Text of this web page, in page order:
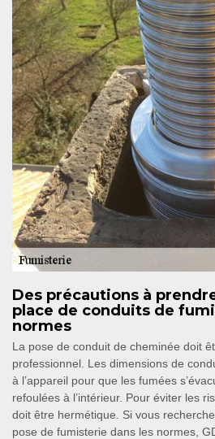
Des précautions à
place de conduits de
normes
La pose de conduit de cheminée doit
professionnel. Les dimensions de
à l’appareil pour que les fumées
refoulées à l’intérieur. Pour éviter les
doit être hermétique. Si vous
pose de fumisterie dans les normes,